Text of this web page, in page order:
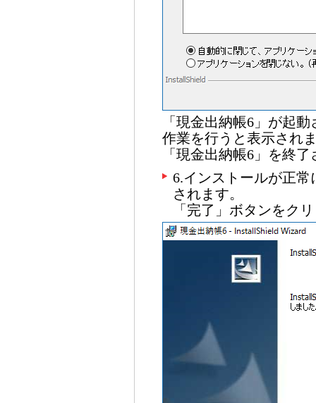
「現金出納帳6」が起
作業を行うと表示され
「現金出納帳6」を終
6.インストールが正
されます。
「完了」ボタンをク